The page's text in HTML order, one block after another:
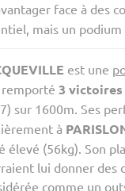
face à des
mais un
est une
remporté 3 victoires
sur 1600m. Ses
à
élevé (56kg). Son
lui donner des
comme un